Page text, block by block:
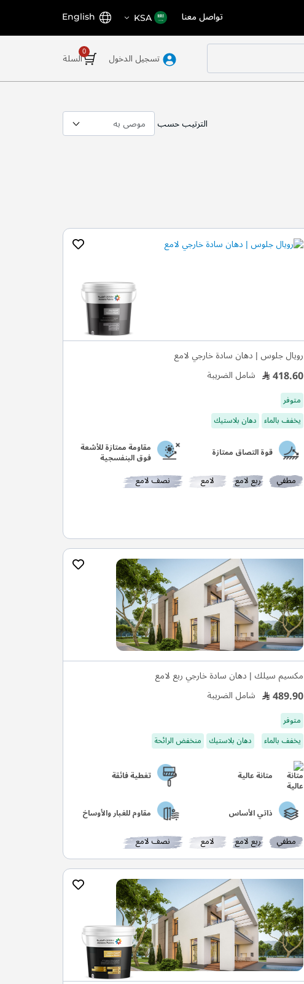
تواصل معنا اختر
المتجر
KSA اللغة English
السلة تسجيل الدخول
الترتيب حسب
رويال جلوس | دهان سادة خارجي لامع
418.60 شامل الضريبة
متوفر
يخفف بالماء دهان بلاستيك
قوة التصاق ممتازة مقاومة ممتازة للأشعة
فوق البنفسجية
مطفي ربع لامع لامع نصف لامع
مكسيم سيلك | دهان سادة خارجي ربع لامع
489.90 شامل الضريبة
متوفر
يخفف بالماء
دهان بلاستيك منخفض الرائحة
متانة عالية تغطية فائقة
ذاتي الأساس مقاوم للغبار والأوساخ
مطفي ربع لامع لامع نصف لامع